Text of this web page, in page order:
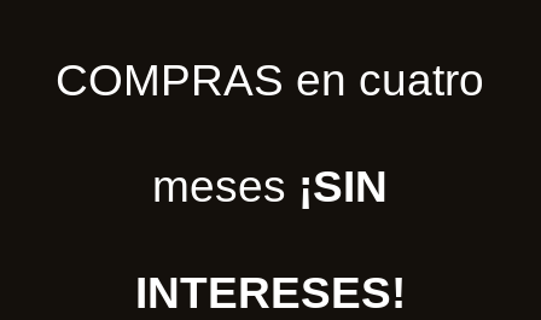
COMPRAS en cuatro
meses ¡SIN
INTERESES!